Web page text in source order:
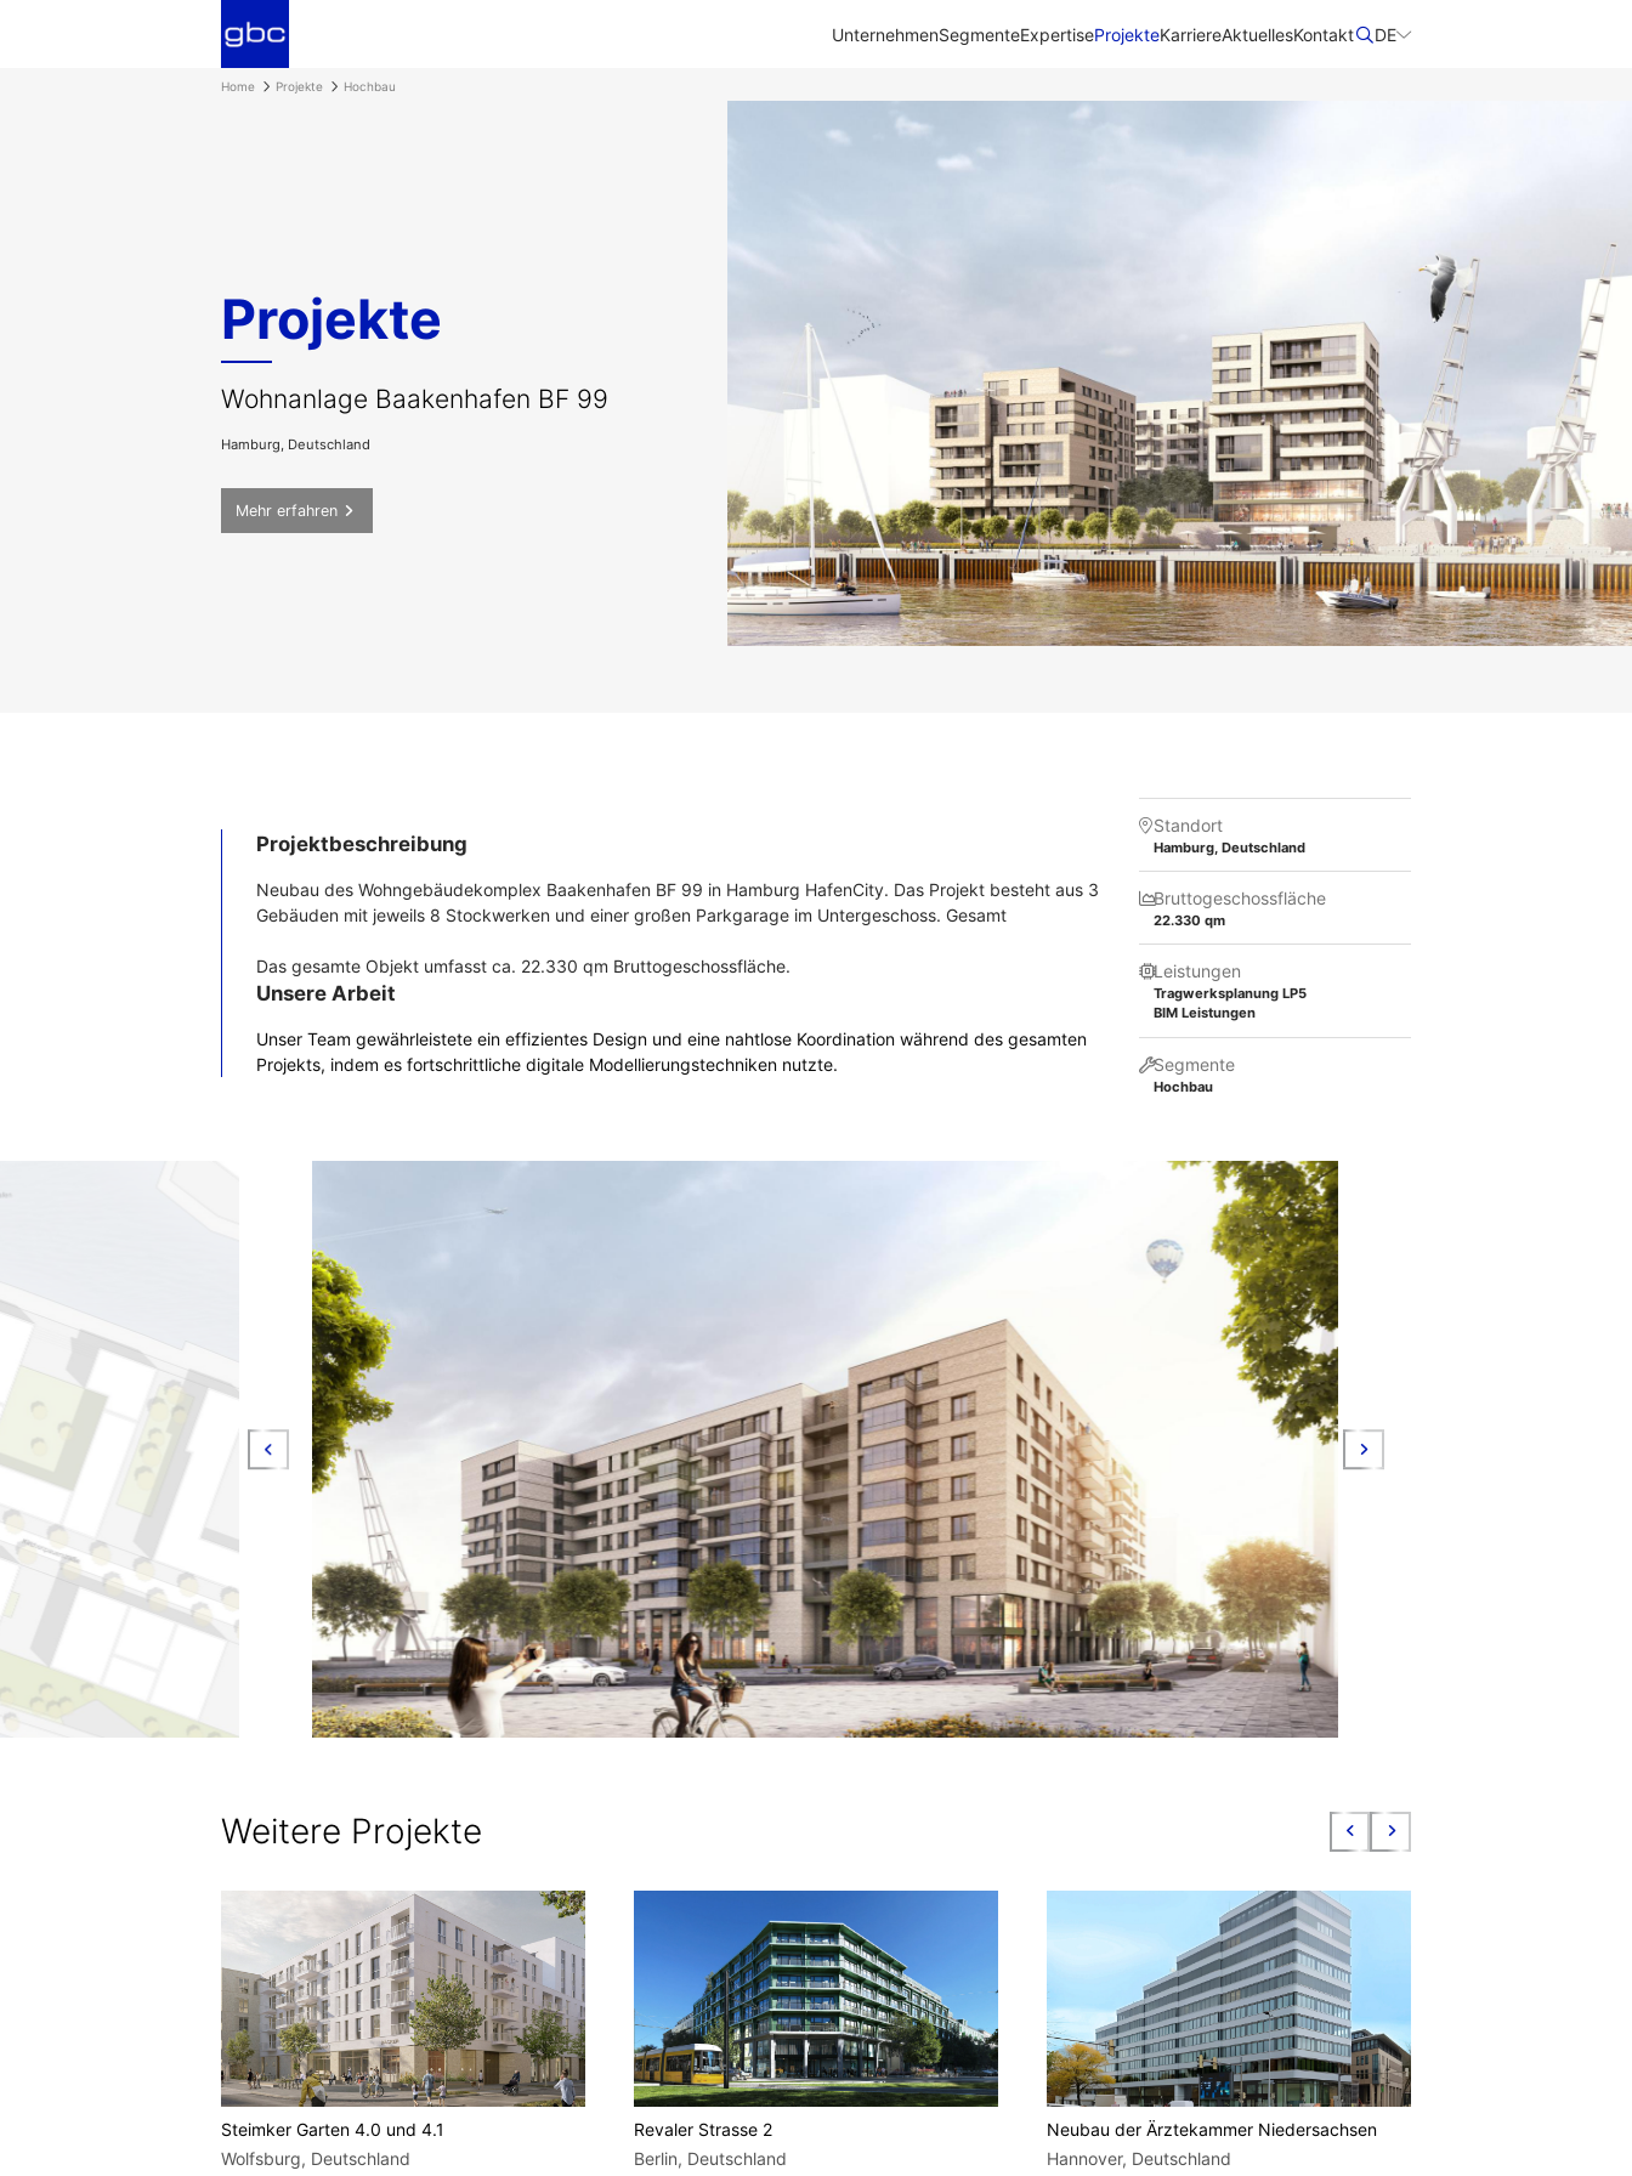
UnternehmenSegmenteExpertiseProjekteKarriereAktuellesKontakt DE
Home Projekte Hochbau
Projekte
Wohnanlage Baakenhafen BF 99
Hamburg, Deutschland
Mehr erfahren
Projektbeschreibung
Neubau des Wohngebäudekomplex Baakenhafen BF 99 in Hamburg HafenCity. Das Projekt besteht aus 3
Gebäuden mit jeweils 8 Stockwerken und einer großen Parkgarage im Untergeschoss. Gesamt
Das gesamte Objekt umfasst ca. 22.330 qm Bruttogeschossfläche.
Unsere Arbeit
Unser Team gewährleistete ein effizientes Design und eine nahtlose Koordination während des gesamten
Projekts, indem es fortschrittliche digitale Modellierungstechniken nutzte.
Standort
Hamburg, Deutschland
Bruttogeschossfläche
22.330 qm
Leistungen
Tragwerksplanung LP5
BIM Leistungen
Segmente
Hochbau
Weitere Projekte
Steimker Garten 4.0 und 4.1
Wolfsburg, Deutschland
Revaler Strasse 2
Berlin, Deutschland
Neubau der Ärztekammer Niedersachsen
Hannover, Deutschland